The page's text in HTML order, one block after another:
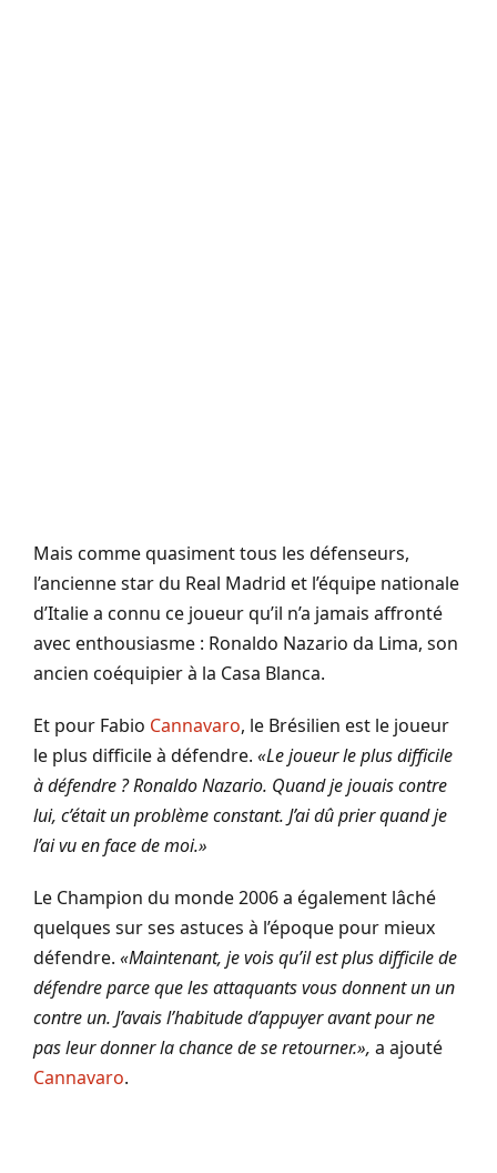
Mais comme quasiment tous les défenseurs,
l’ancienne star du Real Madrid et l’équipe nationale
d’Italie a connu ce joueur qu’il n’a jamais affronté
avec enthousiasme : Ronaldo Nazario da Lima, son
ancien coéquipier à la Casa Blanca.
Et pour Fabio Cannavaro, le Brésilien est le joueur
le plus difficile à défendre. «Le joueur le plus difficile
à défendre ? Ronaldo Nazario. Quand je jouais contre
lui, c’était un problème constant. J’ai dû prier quand je
l’ai vu en face de moi.»
Le Champion du monde 2006 a également lâché
quelques sur ses astuces à l’époque pour mieux
défendre. «Maintenant, je vois qu’il est plus difficile de
défendre parce que les attaquants vous donnent un un
contre un. J’avais l’habitude d’appuyer avant pour ne
pas leur donner la chance de se retourner.», a ajouté
Cannavaro.